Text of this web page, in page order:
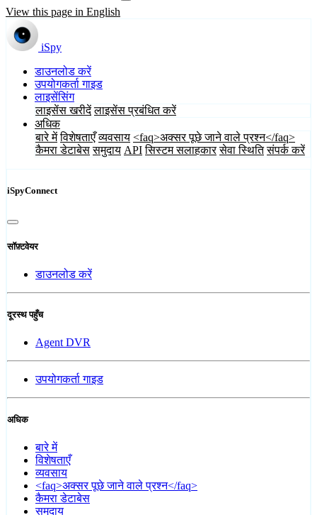
View this page in English
iSpy
डाउनलोड करें
उपयोगकर्ता गाइड
लाइसेंसिंग
लाइसेंस खरीदें लाइसेंस प्रबंधित करें
अधिक
बारे में विशेषताएँ व्यवसाय <faq>अक्सर पूछे जाने वाले प्रश्न</faq>
कैमरा डेटाबेस समुदाय API सिस्टम सलाहकार सेवा स्थिति संपर्क करें
iSpyConnect
सॉफ़्टवेयर
डाउनलोड करें
दूरस्थ पहुँच
Agent DVR
उपयोगकर्ता गाइड
अधिक
बारे में
विशेषताएँ
व्यवसाय
<faq>अक्सर पूछे जाने वाले प्रश्न</faq>
कैमरा डेटाबेस
समुदाय